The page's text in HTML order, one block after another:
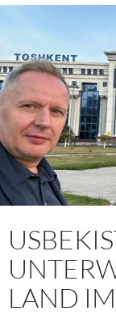
LAND